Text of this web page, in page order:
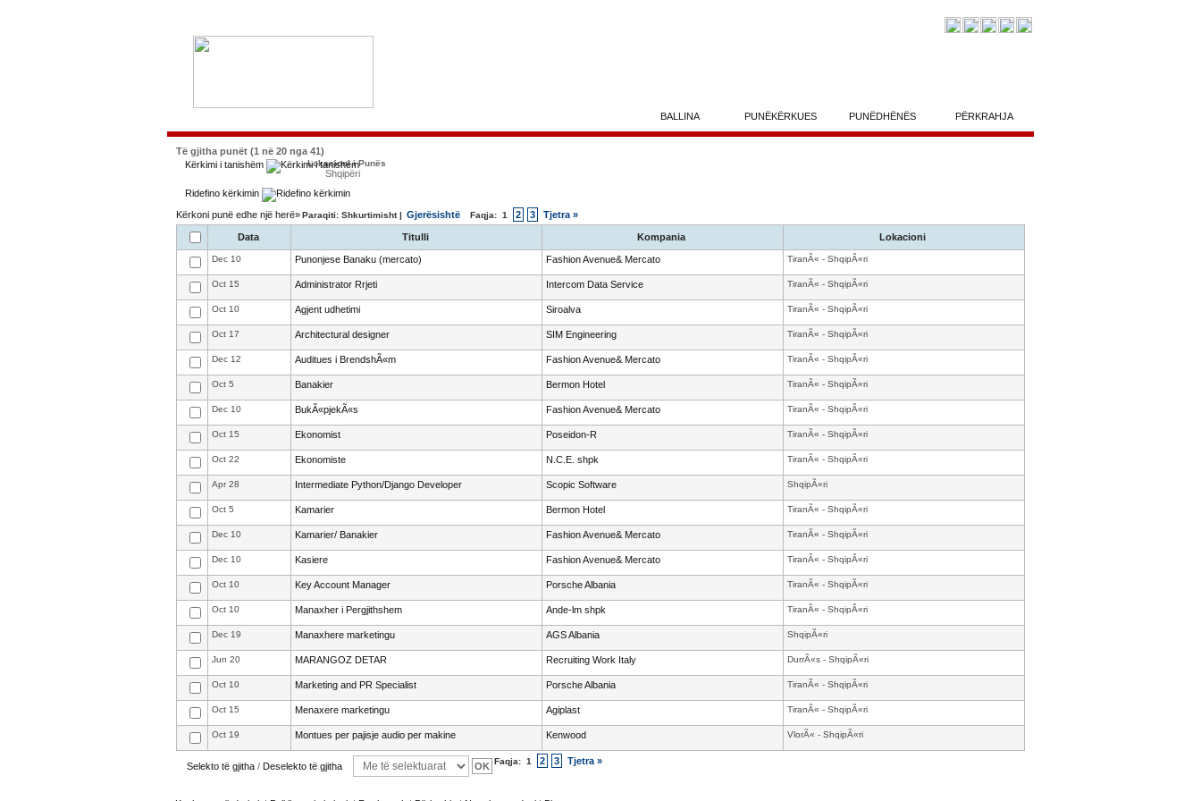
BALLINA PUNËKËRKUES PUNËDHËNËS PËRKRAHJA
Të gjitha punët (1 në 20 nga 41)
Kërkimi i tanishëm
Lokacioni i Punës
Shqipëri
Ridefino kërkimin
Kërkoni punë edhe një herë»Paraqiti: Shkurtimisht | Gjerësishtë Faqja: 1 2 3 Tjetra »
Data Titulli Kompania Lokacioni
Dec 10 Punonjese Banaku (mercato) Fashion Avenue& Mercato TiranÃ« - ShqipÃ«ri
Oct 15 Administrator Rrjeti Intercom Data Service TiranÃ« - ShqipÃ«ri
Oct 10 Agjent udhetimi Siroalva TiranÃ« - ShqipÃ«ri
Oct 17 Architectural designer SIM Engineering TiranÃ« - ShqipÃ«ri
Dec 12 Auditues i BrendshÃ«m Fashion Avenue& Mercato TiranÃ« - ShqipÃ«ri
Oct 5 Banakier Bermon Hotel TiranÃ« - ShqipÃ«ri
Dec 10 BukÃ«pjekÃ«s Fashion Avenue& Mercato TiranÃ« - ShqipÃ«ri
Oct 15 Ekonomist Poseidon-R TiranÃ« - ShqipÃ«ri
Oct 22 Ekonomiste N.C.E. shpk TiranÃ« - ShqipÃ«ri
Apr 28 Intermediate Python/Django Developer Scopic Software ShqipÃ«ri
Oct 5 Kamarier Bermon Hotel TiranÃ« - ShqipÃ«ri
Dec 10 Kamarier/ Banakier Fashion Avenue& Mercato TiranÃ« - ShqipÃ«ri
Dec 10 Kasiere Fashion Avenue& Mercato TiranÃ« - ShqipÃ«ri
Oct 10 Key Account Manager Porsche Albania TiranÃ« - ShqipÃ«ri
Oct 10 Manaxher i Pergjithshem Ande-lm shpk TiranÃ« - ShqipÃ«ri
Dec 19 Manaxhere marketingu AGS Albania ShqipÃ«ri
Jun 20 MARANGOZ DETAR Recruiting Work Italy DurrÃ«s - ShqipÃ«ri
Oct 10 Marketing and PR Specialist Porsche Albania TiranÃ« - ShqipÃ«ri
Oct 15 Menaxere marketingu Agiplast TiranÃ« - ShqipÃ«ri
Oct 19 Montues per pajisje audio per makine Kenwood VlorÃ« - ShqipÃ«ri
Selekto të gjitha / Deselekto të gjitha Faqja: 1 2 3 Tjetra »